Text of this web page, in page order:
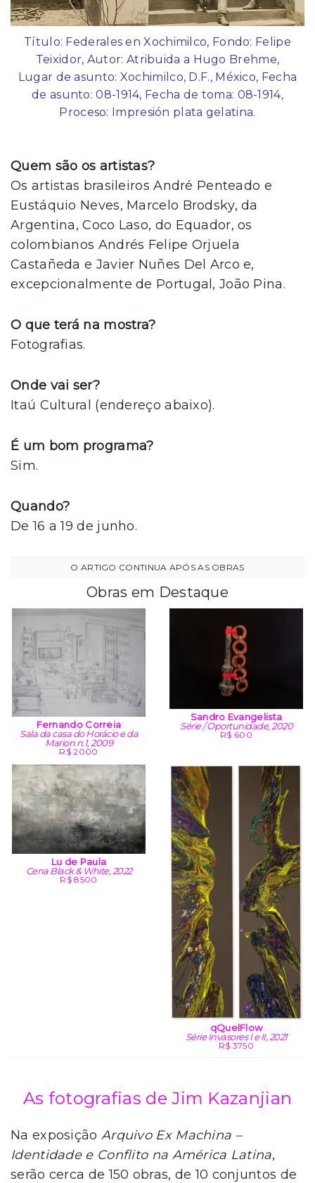
Título: Federales en Xochimilco, Fondo: Felipe
Teixidor, Autor: Atribuida a Hugo Brehme,
Lugar de asunto: Xochimilco, D.F., México, Fecha
de asunto: 08-1914, Fecha de toma: 08-1914,
Proceso: Impresión plata gelatina.
Quem são os artistas?
Os artistas brasileiros André Penteado e
Eustáquio Neves, Marcelo Brodsky, da
Argentina, Coco Laso, do Equador, os
colombianos Andrés Felipe Orjuela
Castañeda e Javier Nuñes Del Arco e,
excepcionalmente de Portugal, João Pina.
O que terá na mostra?
Fotografias.
Onde vai ser?
Itaú Cultural (endereço abaixo).
É um bom programa?
Sim.
Quando?
De 16 a 19 de junho.
Obras em Destaque
Fernando Correia
Sala da casa do Horácio e da
Marion n.1, 2009
R$ 2000
Sandro Evangelista
Série / Oportunidade, 2020
R$ 600
Lu de Paula
Cena Black & White, 2022
R$ 8500
qQuelFlow
Série Invasores I e II, 2021
R$ 3750
As fotografias de Jim Kazanjian
Na exposição Arquivo Ex Machina –
Identidade e Conflito na América Latina,
serão cerca de 150 obras, de 10 conjuntos de